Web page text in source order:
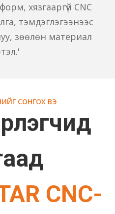
хязгааргүй CNC
тэмдэглэгээнээс
зөөлөн материал
СОНГОХ ВЭ
CNC-